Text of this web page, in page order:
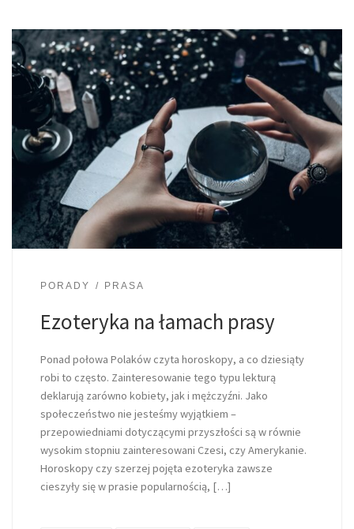
PORADY PRASA
Ezoteryka na łamach prasy
Ponad połowa Polaków czyta horoskopy, a co dziesiąty
robi to często. Zainteresowanie tego typu lekturą
deklarują zarówno kobiety, jak i mężczyźni. Jako
społeczeństwo nie jesteśmy wyjątkiem –
przepowiedniami dotyczącymi przyszłości są w równie
wysokim stopniu zainteresowani Czesi, czy Amerykanie.
Horoskopy czy szerzej pojęta ezoteryka zawsze
cieszyły się w prasie popularnością, […]